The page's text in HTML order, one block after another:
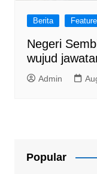
Berita
Negeri
wujud
Admin
Popular